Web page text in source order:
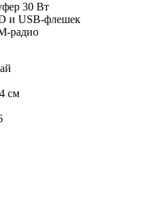
30 Вт
и USB-флешек
радио
см